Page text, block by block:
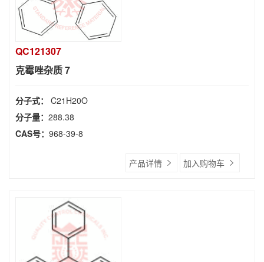
QC121307
克霉唑杂质 7
分子式： C21H20O
分子量： 288.38
CAS号： 968-39-8
产品详情 加入购物车